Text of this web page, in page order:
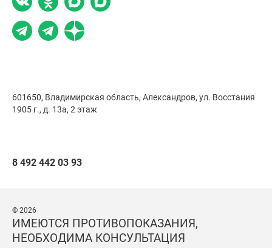
601650, Владимирская область, Александров, ул. Восстания
1905 г., д. 13а, 2 этаж
8 492 442 03 93
© 2026
ИМЕЮТСЯ ПРОТИВОПОКАЗАНИЯ,
НЕОБХОДИМА КОНСУЛЬТАЦИЯ